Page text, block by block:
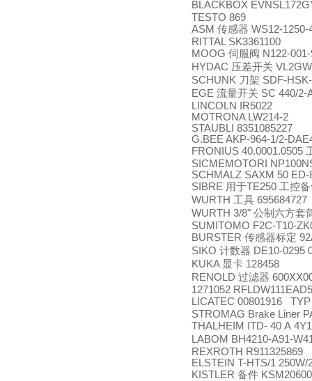
BLACKBOX
TESTO 869
ASM 传感器 WS12-1250-
RITTAL SK3361100
MOOG 伺服阀 N122-
HYDAC 压差开关
SCHUNK 刀架 SDF-
EGE 流量开关 SC 440/2-
LINCOLN IR5022
MOTRONA LW214-2
STAUBLI 8351085227
G.BEE AKP-964-1/2-
FRONIUS 40.0001.0505
SICMEMOTORI
SCHMALZ SAXM 50 ED-
SIBRE 用于TE250 工控
WURTH 工具 695684727
WURTH 3/8" 公制六方套
SUMITOMO F2C-T10-
BURSTER 传感器标定
SIKO 计数器 DE10-0295
KUKA 显卡 128458
RENOLD 过滤器
1271052
LICATEC 00801916 TYP
STROMAG Brake Liner
THALHEIM ITD- 40 A
LABOM BH4210-A91-
REXROTH R911325869
ELSTEIN T-HTS/1 250W/
KISTLER 备件